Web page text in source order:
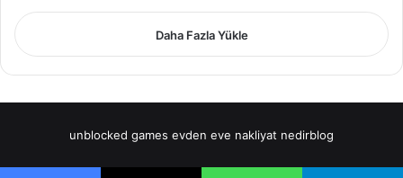
Daha Fazla Yükle
unblocked games evden eve nakliyat nedirblog